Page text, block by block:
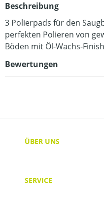
Beschreibung
3 Polierpads für den
perfekten Polieren von
Böden mit Öl-Wachs-
Bewertungen
ÜBER UNS
SERVICE